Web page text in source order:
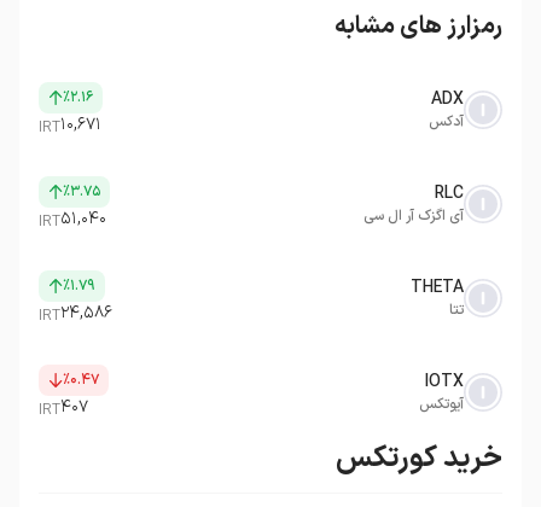
خرید کورتکس
رمزارز های مشابه
ADX
آدکس
٪۲.۱۶
۱۰,۶۷۱IRT
RLC
آی اگزک آر ال سی
٪۳.۷۵
۵۱,۰۴۰IRT
THETA
تتا
٪۱.۷۹
۲۴,۵۸۶IRT
IOTX
آیوتکس
٪۰.۴۷
۴۰۷IRT